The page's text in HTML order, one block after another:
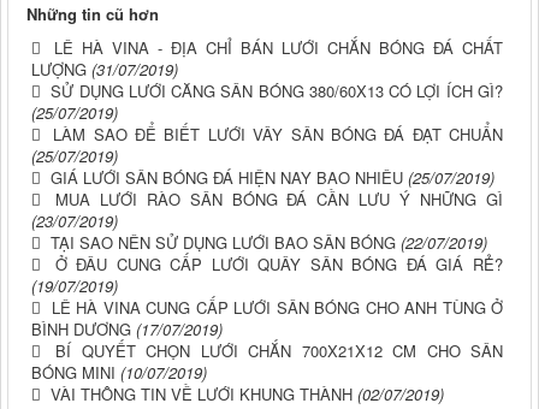
Những tin cũ hơn
LÊ HÀ VINA - ĐỊA CHỈ BÁN LƯỚI CHẮN BÓNG ĐÁ CHẤT
LƯỢNG (31/07/2019)
SỬ DỤNG LƯỚI CĂNG SÂN BÓNG 380/60X13 CÓ LỢI ÍCH GÌ?
(25/07/2019)
LÀM SAO ĐỂ BIẾT LƯỚI VÂY SÂN BÓNG ĐÁ ĐẠT CHUẨN
(25/07/2019)
GIÁ LƯỚI SÂN BÓNG ĐÁ HIỆN NAY BAO NHIÊU (25/07/2019)
MUA LƯỚI RÀO SÂN BÓNG ĐÁ CẦN LƯU Ý NHỮNG GÌ
(23/07/2019)
TẠI SAO NÊN SỬ DỤNG LƯỚI BAO SÂN BÓNG (22/07/2019)
Ở ĐÂU CUNG CẤP LƯỚI QUÂY SÂN BÓNG ĐÁ GIÁ RẺ?
(19/07/2019)
LÊ HÀ VINA CUNG CẤP LƯỚI SÂN BÓNG CHO ANH TÙNG Ở
BÌNH DƯƠNG (17/07/2019)
BÍ QUYẾT CHỌN LƯỚI CHẮN 700X21X12 CM CHO SÂN
BÓNG MINI (10/07/2019)
VÀI THÔNG TIN VỀ LƯỚI KHUNG THÀNH (02/07/2019)